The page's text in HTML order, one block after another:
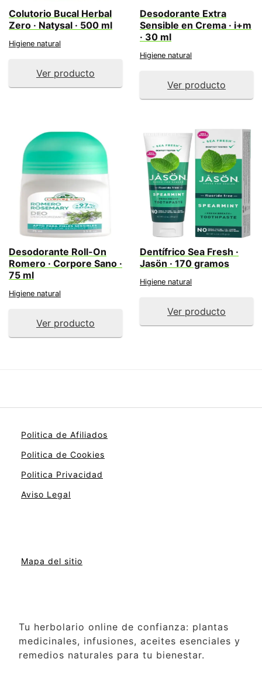
Colutorio Bucal Herbal
Zero · Natysal · 500 ml
Higiene natural
Ver producto
Desodorante Extra
Sensible en Crema · i+m
· 30 ml
Higiene natural
Ver producto
Desodorante Roll-On
Romero · Corpore Sano ·
75 ml
Higiene natural
Ver producto
Dentífrico Sea Fresh ·
Jasön · 170 gramos
Higiene natural
Ver producto
Politica de Afiliados
Politica de Cookies
Politica Privacidad
Aviso Legal
Mapa del sitio
Tu herbolario online de confianza: plantas
medicinales, infusiones, aceites esenciales y
remedios naturales para tu bienestar.